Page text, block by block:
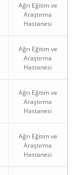
Ağrı Eğitim ve
Araştırma
Hastanesi
Ağrı Eğitim ve
Araştırma
Hastanesi
Ağrı Eğitim ve
Araştırma
Hastanesi
Ağrı Eğitim ve
Araştırma
Hastanesi